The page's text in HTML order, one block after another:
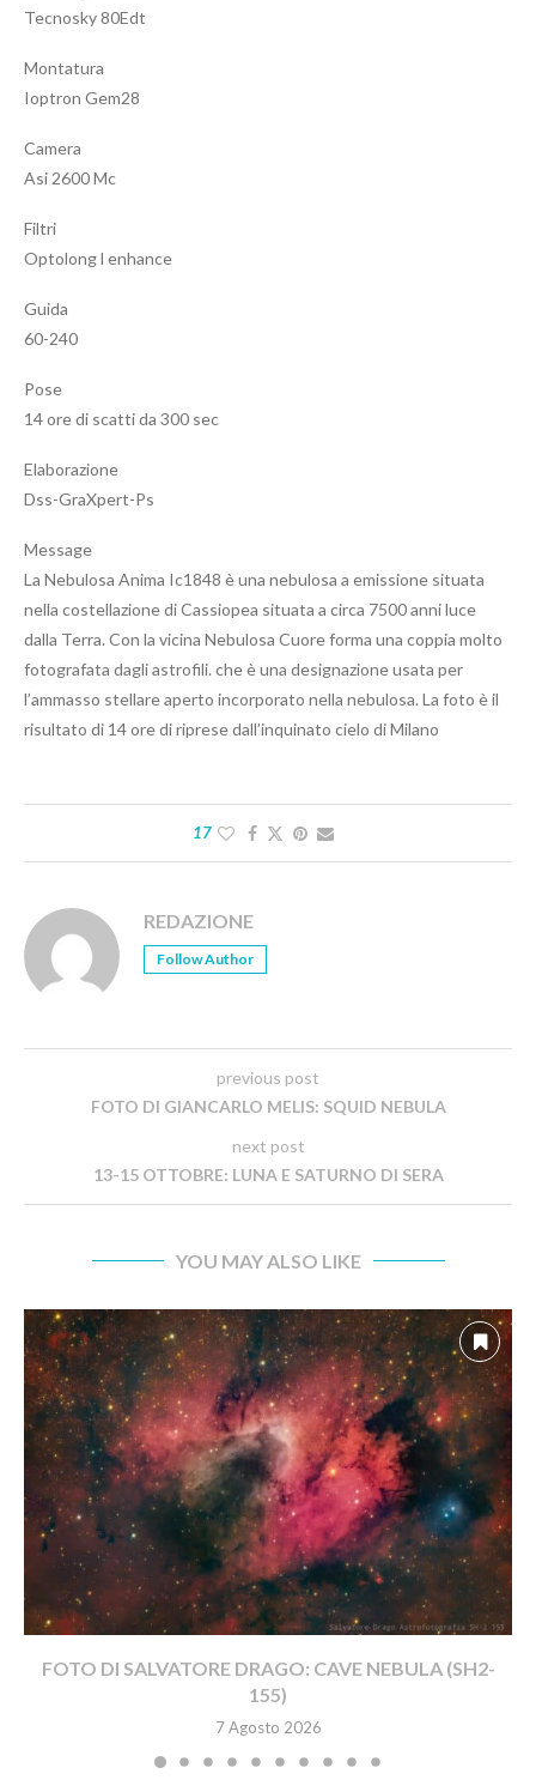
Tecnosky 80Edt
Montatura
Ioptron Gem28
Camera
Asi 2600 Mc
Filtri
Optolong l enhance
Guida
60-240
Pose
14 ore di scatti da 300 sec
Elaborazione
Dss-GraXpert-Ps
Message
La Nebulosa Anima Ic1848 è una nebulosa a emissione situata
nella costellazione di Cassiopea situata a circa 7500 anni luce
dalla Terra. Con la vicina Nebulosa Cuore forma una coppia molto
fotografata dagli astrofili. che è una designazione usata per
l’ammasso stellare aperto incorporato nella nebulosa. La foto è il
risultato di 14 ore di riprese dall’inquinato cielo di Milano
17
REDAZIONE
Follow Author
previous post
FOTO DI GIANCARLO MELIS: SQUID NEBULA
next post
13-15 OTTOBRE: LUNA E SATURNO DI SERA
YOU MAY ALSO LIKE
FOTO DI SALVATORE DRAGO: CAVE NEBULA (SH2-
155)
7 Agosto 2026